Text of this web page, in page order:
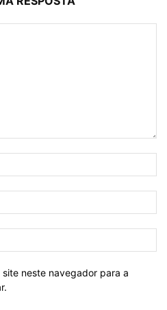
neste navegador para a